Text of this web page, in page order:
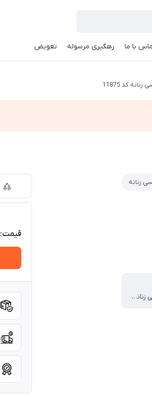
با ما رهگیری مرسوله تعویض
کد 11875
زنانه
کفش مجلسی زنانه ، غیر اصل ، جنس رویه کیفیت عالی ، زیره مواد نو ، با کیفیت
قیمت: